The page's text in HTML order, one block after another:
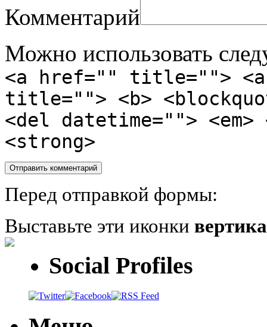
Комментарий
Можно использовать
<a href="" title="">
title=""> <b>
<del datetime="">
<strong>
Перед отправкой формы:
Выставьте эти иконки
Social Profiles